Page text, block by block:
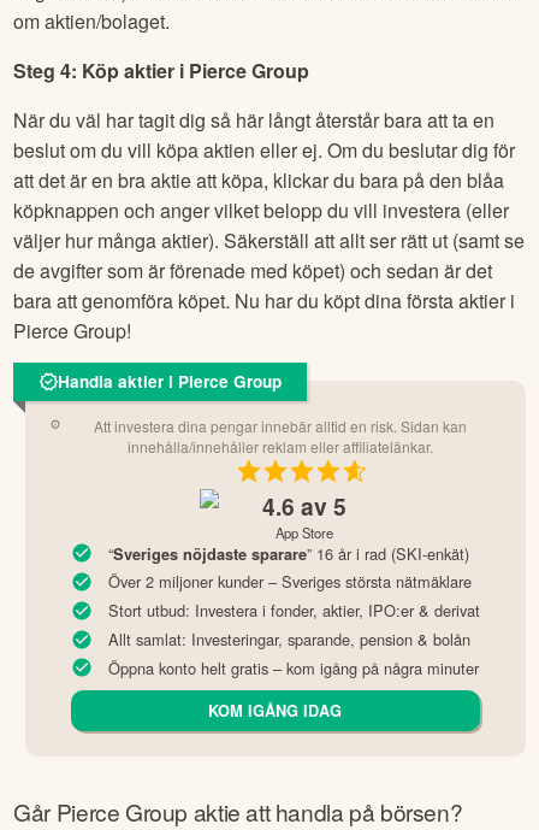
om aktien/bolaget.
Steg 4: Köp aktier i Pierce Group
När du väl har tagit dig så här långt återstår bara att ta en
beslut om du vill köpa aktien eller ej. Om du beslutar dig för
att det är en bra aktie att köpa, klickar du bara på den blåa
köpknappen och anger vilket belopp du vill investera (eller
väljer hur många aktier). Säkerställ att allt ser rätt ut (samt se
de avgifter som är förenade med köpet) och sedan är det
bara att genomföra köpet. Nu har du köpt dina första aktier i
Pierce Group!
Handla aktier i Pierce Group
Att investera dina pengar innebär alltid en risk. Sidan kan
innehålla/innehåller reklam eller affiliatelänkar.
4.6 av 5
App Store
“Sveriges nöjdaste sparare” 16 år i rad (SKI-enkät)
Över 2 miljoner kunder – Sveriges största nätmäklare
Stort utbud: Investera i fonder, aktier, IPO:er & derivat
Allt samlat: Investeringar, sparande, pension & bolån
Öppna konto helt gratis – kom igång på några minuter
KOM IGÅNG IDAG
GårPierce Group aktie att handla på börsen?